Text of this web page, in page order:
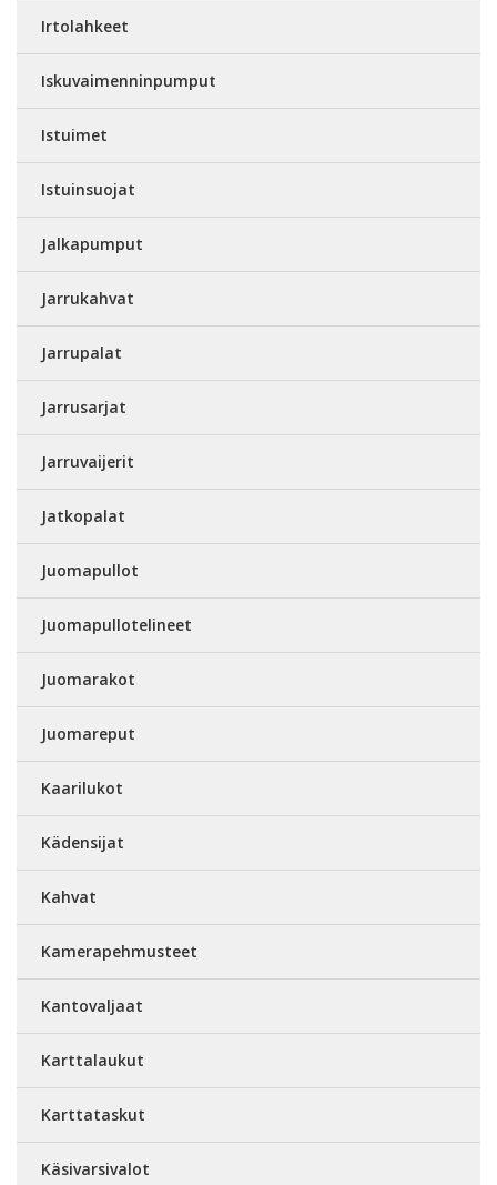
Irtolahkeet
Iskuvaimenninpumput
Istuimet
Istuinsuojat
Jalkapumput
Jarrukahvat
Jarrupalat
Jarrusarjat
Jarruvaijerit
Jatkopalat
Juomapullot
Juomapullotelineet
Juomarakot
Juomareput
Kaarilukot
Kädensijat
Kahvat
Kamerapehmusteet
Kantovaljaat
Karttalaukut
Karttataskut
Käsivarsivalot